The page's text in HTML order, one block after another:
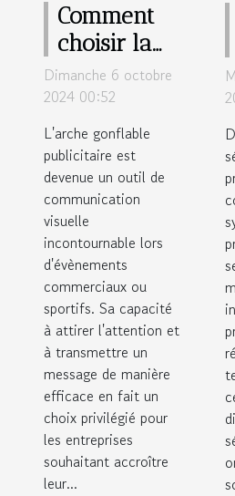
Comment
choisir la
forme et la
taille idéale
pour votre
arche
gonflable
publicitaire
Dimanche 6 octobre
2024 00:52
L'arche gonflable
publicitaire est
devenue un outil de
communication
visuelle
incontournable lors
d'évènements
commerciaux ou
sportifs. Sa capacité
à attirer l'attention et
à transmettre un
message de manière
efficace en fait un
choix privilégié pour
les entreprises
souhaitant accroître
leur...